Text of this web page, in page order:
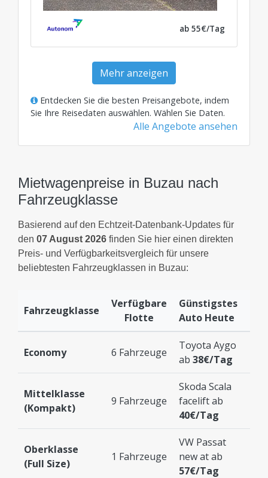
ab 55€/Tag
Mehr anzeigen
Entdecken Sie die besten Preisangebote, indem
Sie Ihre Reisedaten auswählen. Wählen Sie Daten.
Alle Angebote ansehen
Mietwagenpreise in Buzau nach
Fahrzeugklasse
Basierend auf den Echtzeit-Datenbank-Updates für
den 07 August 2026 finden Sie hier einen direkten
Preis- und Verfügbarkeitsvergleich für unsere
beliebtesten Fahrzeugklassen in Buzau:
Fahrzeugklasse
Verfügbare
Flotte
Günstigstes
Auto Heute
Economy 6 Fahrzeuge
Toyota Aygo
ab 38€/Tag
Mittelklasse
(Kompakt)
9 Fahrzeuge
Skoda Scala
facelift ab
40€/Tag
Oberklasse
(Full Size)
1 Fahrzeuge
VW Passat
new at ab
57€/Tag